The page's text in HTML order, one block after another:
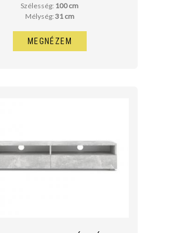
Szélesség: 100 cm
Mélység: 31 cm
MEGNÉZEM